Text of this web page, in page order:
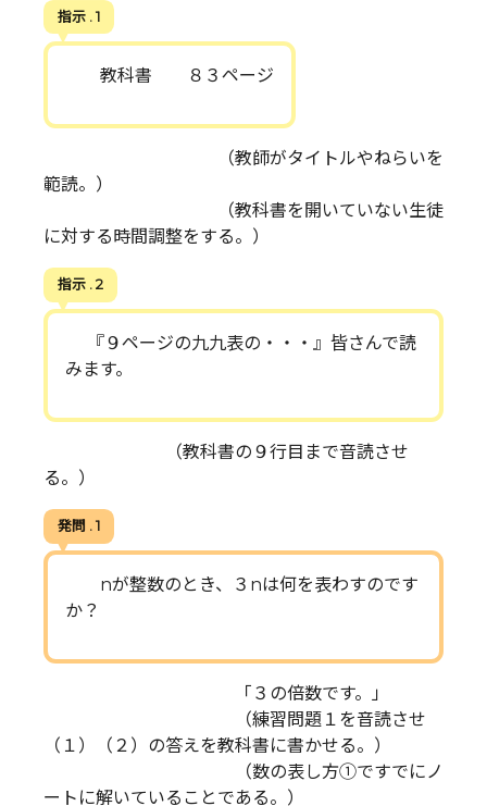
指示 . 1
教科書 ８３ページ
（教師がタイトルやねらいを
範読。）
（教科書を開いていない生徒
に対する時間調整をする。）
指示 . 2
『９ページの九九表の・・・』皆さんで読
みます。
（教科書の９行目まで音読させ
る。）
発問 . 1
nが整数のとき、３nは何を表わすのです
か？
「３の倍数です。」
（練習問題１を音読させ
（１）（２）の答えを教科書に書かせる。）
（数の表し方①ですでにノ
ートに解いていることである。）